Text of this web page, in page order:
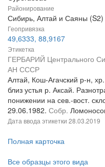
Районирование
Сибирь, Алтай и Саяны (S2)
Геопривязка
49,6333, 88,9167
Этикетка
ГЕРБАРИЙ Центрального
АН СССР
Алтай, Кош-Агачский р-н,
близ устья р. Аксай.
понижении на сев.-вост.
29.06.1982. Собр.
Дата ввода этикетки 28.03.2019
Полная карточка
Все образцы этого вида